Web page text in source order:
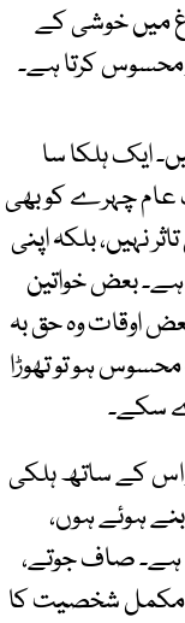
میں خوشی کے
محسوس کرتا ہے۔
ایک ہلکا سا
عام چہرے کو بھی
نہیں، بلکہ اپنی
بعض خواتین
اوقات وہ حق بہ
ہو تو تھوڑا
سکے۔
اس کے ساتھ ہلکی
ہوئے ہوں،
ہے۔ صاف جوتے،
مکمل شخصیت کا